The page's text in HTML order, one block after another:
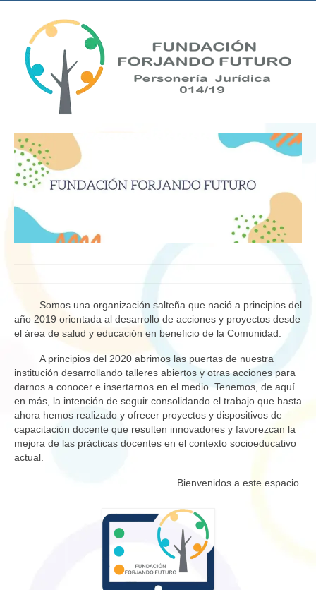
Somos una organización salteña que nació a principios del
año 2019 orientada al desarrollo de acciones y proyectos desde
el área de salud y educación en beneficio de la Comunidad.
A principios del 2020 abrimos las puertas de nuestra
institución desarrollando talleres abiertos y otras acciones para
darnos a conocer e insertarnos en el medio. Tenemos, de aquí
en más, la intención de seguir consolidando el trabajo que hasta
ahora hemos realizado y ofrecer proyectos y dispositivos de
capacitación docente que resulten innovadores y favorezcan la
mejora de las prácticas docentes en el contexto socioeducativo
actual.
Bienvenidos a este espacio.